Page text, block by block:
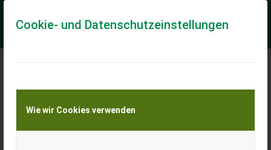
Cookie- und Datenschutzeinstellungen
Wie wir Cookies verwenden
Meine Transportkostenanfrage
Transport von Land- und Baumaschinen –
KEINE Tiertransporte